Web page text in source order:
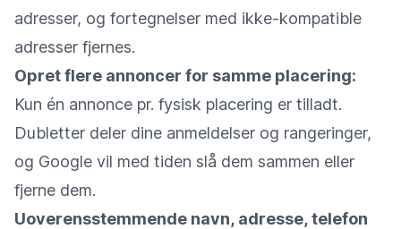
adresser, og fortegnelser med ikke-kompatible
adresser fjernes.
Opret flere annoncer for samme placering:
Kun én annonce pr. fysisk placering er tilladt.
Dubletter deler dine anmeldelser og rangeringer,
og Google vil med tiden slå dem sammen eller
fjerne dem.
Uoverensstemmende navn, adresse, telefon